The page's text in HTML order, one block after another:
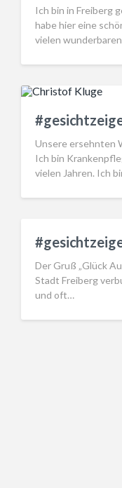
Ich bin in Freiberg
habe hier eine
vielen
Unsere ersehnten
Ich bin
vielen Jahren. Ich
Der Gruß „Glück
Stadt Freiberg
und oft…